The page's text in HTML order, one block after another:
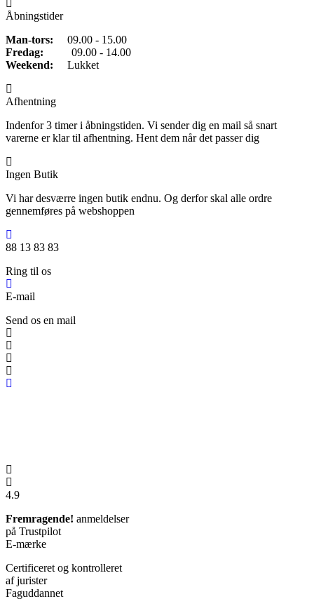
Åbningstider
Man-tors: 09.00 - 15.00
Fredag: 09.00 - 14.00
Weekend: Lukket
Afhentning
Indenfor 3 timer i åbningstiden. Vi sender dig en mail så snart
varerne er klar til afhentning. Hent dem når det passer dig
Ingen Butik
Vi har desværre ingen butik endnu. Og derfor skal alle ordre
gennemføres på webshoppen
88 13 83 83
Ring til os
E-mail
Send os en mail
4.9
Fremragende! anmeldelser
på Trustpilot
E-mærke
Certificeret og kontrolleret
af jurister
Faguddannet